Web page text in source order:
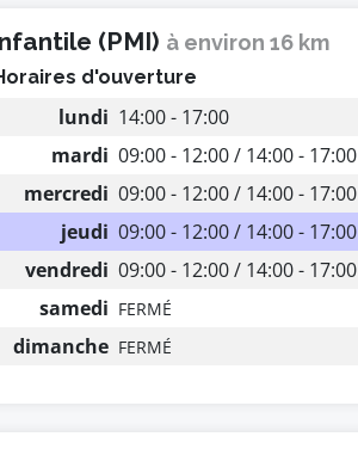
(PMI) à environ 16 km
d'ouverture
lundi 14:00 - 17:00
mardi 09:00 - 12:00 / 14:00 - 17:00
mercredi 09:00 - 12:00 / 14:00 - 17:00
jeudi 09:00 - 12:00 / 14:00 - 17:00
vendredi 09:00 - 12:00 / 14:00 - 17:00
samedi FERMÉ
dimanche FERMÉ